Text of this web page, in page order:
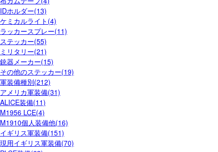
IDホルダー(13)
ケミカルライト(4)
ラッカースプレー(11)
ステッカー(55)
ミリタリー(21)
銃器メーカー(15)
その他のステッカー(19)
軍装備種別(212)
アメリカ軍装備(31)
ALICE装備(11)
M1956 LCE(4)
M1910個人装備他(16)
イギリス軍装備(151)
現用イギリス軍装備(70)